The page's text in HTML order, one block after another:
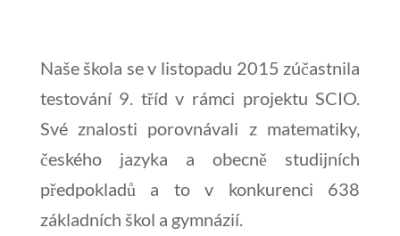
Naše škola se v listopadu 2015 zúčastnila
testování 9. tříd v rámci projektu SCIO.
Své znalosti porovnávali z matematiky,
českého jazyka a obecně studijních
předpokladů a to v konkurenci 638
základních škol a gymnázií.